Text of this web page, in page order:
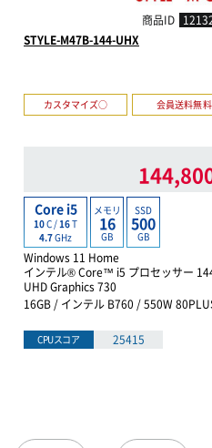
商品ID
STYLE-M47B-144-UHX
カスタマイズ○ 会員送料無料
Core i5
10C /16T
4.7GHz
メモリ
16
GB
SSD
500
GB
Windows 11 Home
インテル® Core™ i5 プロセッサー
UHD Graphics 730
16GB / インテル B760 / 550W
CPUスコア 25415